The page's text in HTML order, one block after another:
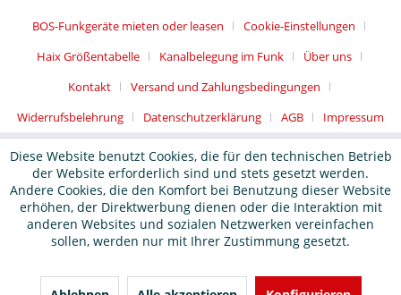
BOS-Funkgeräte mieten oder leasen
Cookie-Einstellungen
Haix Größentabelle
Kanalbelegung im Funk
Über uns
Kontakt
Versand und Zahlungsbedingungen
Widerrufsbelehrung
Datenschutzerklärung AGB Impressum
Diese Website benutzt Cookies, die für den technischen Betrieb
der Website erforderlich sind und stets gesetzt werden.
Andere Cookies, die den Komfort bei Benutzung dieser Website
erhöhen, der Direktwerbung dienen oder die Interaktion mit
anderen Websites und sozialen Netzwerken vereinfachen
sollen, werden nur mit Ihrer Zustimmung gesetzt.